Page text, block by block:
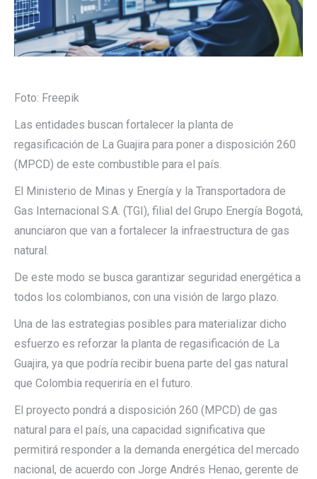
Foto: Freepik
Las entidades buscan fortalecer la planta de
regasificación de La Guajira para poner a disposición 260
(MPCD) de este combustible para el país.
El Ministerio de Minas y Energía y la Transportadora de
Gas Internacional S.A. (TGI), filial del Grupo Energía Bogotá,
anunciaron que van a fortalecer la infraestructura de gas
natural.
De este modo se busca garantizar seguridad energética a
todos los colombianos, con una visión de largo plazo.
Una de las estrategias posibles para materializar dicho
esfuerzo es reforzar la planta de regasificación de La
Guajira, ya que podría recibir buena parte del gas natural
que Colombia requeriría en el futuro.
El proyecto pondrá a disposición 260 (MPCD) de gas
natural para el país, una capacidad significativa que
permitirá responder a la demanda energética del mercado
nacional, de acuerdo con Jorge Andrés Henao, gerente de